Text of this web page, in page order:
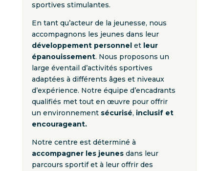
sportives stimulantes.
En tant qu’acteur de la jeunesse, nous
accompagnons les jeunes dans leur
développement personnel et leur
épanouissement. Nous proposons un
large éventail d’activités sportives
adaptées à différents âges et niveaux
d’expérience. Notre équipe d’encadrants
qualifiés met tout en œuvre pour offrir
un environnement sécurisé, inclusif et
encourageant.
Notre centre est déterminé à
accompagner les jeunesdans leur
parcours sportif et à leur offrir des